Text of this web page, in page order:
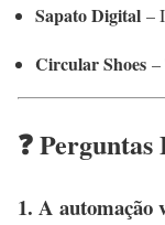
Sapato Digital –
Circular Shoes –
❓
1. A automação